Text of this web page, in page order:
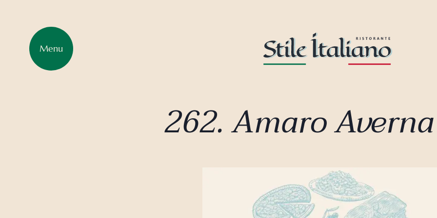
Menu
262. Amaro